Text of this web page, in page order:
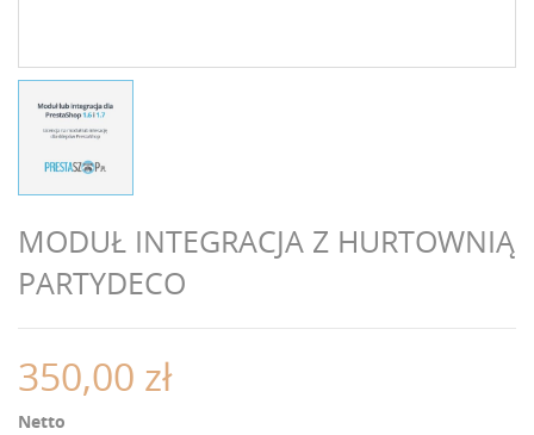
MODUŁ INTEGRACJA Z HURTOWNIĄ
PARTYDECO
350,00 zł
Netto